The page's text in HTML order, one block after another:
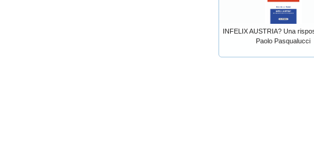
INFELIX AUSTRIA? Una
Paolo Pasqualucci